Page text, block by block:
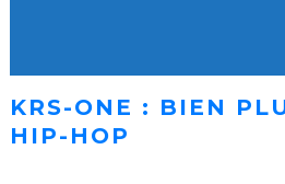
KRS-ONE : BIEN
HIP-HOP